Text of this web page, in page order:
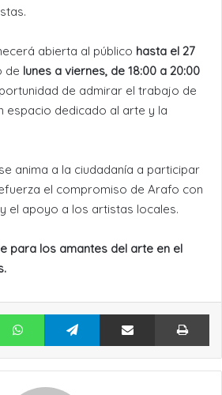
abierta al público hasta el 27
de lunes a viernes, de 18:00 a 20:00
de admirar el trabajo de
espacio dedicado al arte y la
anima a la ciudadanía a participar
el compromiso de Arafo con
el apoyo a los artistas locales.
para los amantes del arte en el
WhatsApp Telegram Compartir por Email